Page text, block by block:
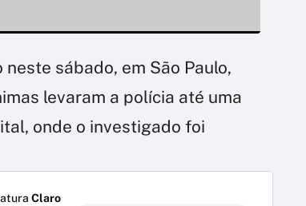
sábado, em São Paulo,
levaram a polícia até uma
onde o investigado foi
Claro